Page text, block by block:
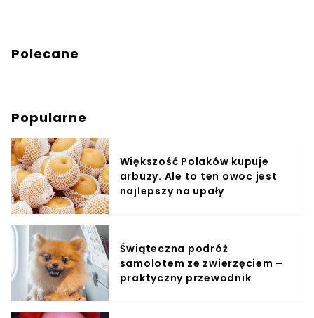
Polecane
Popularne
Większość Polaków kupuje
arbuzy. Ale to ten owoc jest
najlepszy na upały
Świąteczna podróż
samolotem ze zwierzęciem –
praktyczny przewodnik